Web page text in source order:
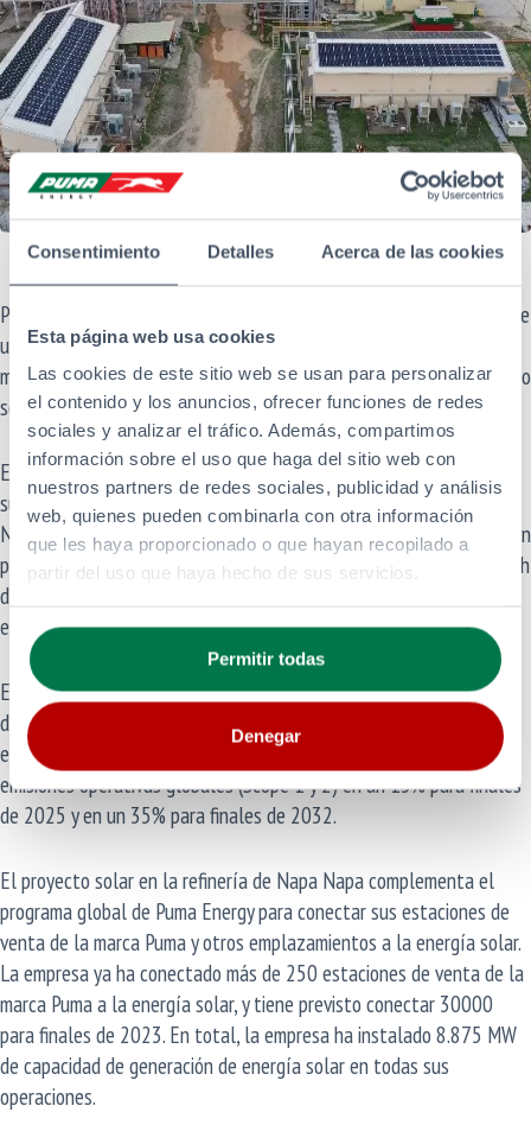
Consentimiento Detalles Acerca de las cookies
Esta página web usa cookies
Las cookies de este sitio web se usan para personalizar
el contenido y los anuncios, ofrecer funciones de redes
sociales y analizar el tráfico. Además, compartimos
información sobre el uso que haga del sitio web con
nuestros partners de redes sociales, publicidad y análisis
web, quienes pueden combinarla con otra información
que les haya proporcionado o que hayan recopilado a
partir del uso que haya hecho de sus servicios.
Permitir todas
Denegar
Puma Energy Papúa Nueva Guinea ha puesto en marcha oficialmente
un proyecto de energía solar en su refinería de Napa Napa,
marcando un hito en la trayectoria de solarización de la empresa, no
sólo en Papúa Nueva Guinea sino también en todo el mundo.
El proyecto, cuya construcción ha durado cuatro meses, ha
supuesto la instalación de 684 paneles solares en la refinería de
Napa Napa, a las afueras de Port Moresby. Esta nueva configuración
puede suministrar 300KW de energía solar, produciendo 485,5 MWh
de energía al año, lo que ayudará a modernizar y reducir las
emisiones de CO2 de la instalación.
El desarrollo es una parte clave de la estrategia de sostenibilidad
de Puma Energy para reducir sus emisiones operativas de GEI. La
empresa se ha fijado como objetivo de sostenibilidad reducir sus
emisiones operativas globales (Scope 1 y 2) en un 15% para finales
de 2025 y en un 35% para finales de 2032.
El proyecto solar en la refinería de Napa Napa complementa el
programa global de Puma Energy para conectar sus estaciones de
venta de la marca Puma y otros emplazamientos a la energía solar.
La empresa ya ha conectado más de 250 estaciones de venta de la
marca Puma a la energía solar, y tiene previsto conectar 30000
para finales de 2023. En total, la empresa ha instalado 8.875 MW
de capacidad de generación de energía solar en todas sus
operaciones.